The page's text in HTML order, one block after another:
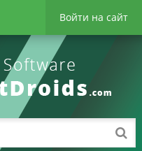
Войти на сайт